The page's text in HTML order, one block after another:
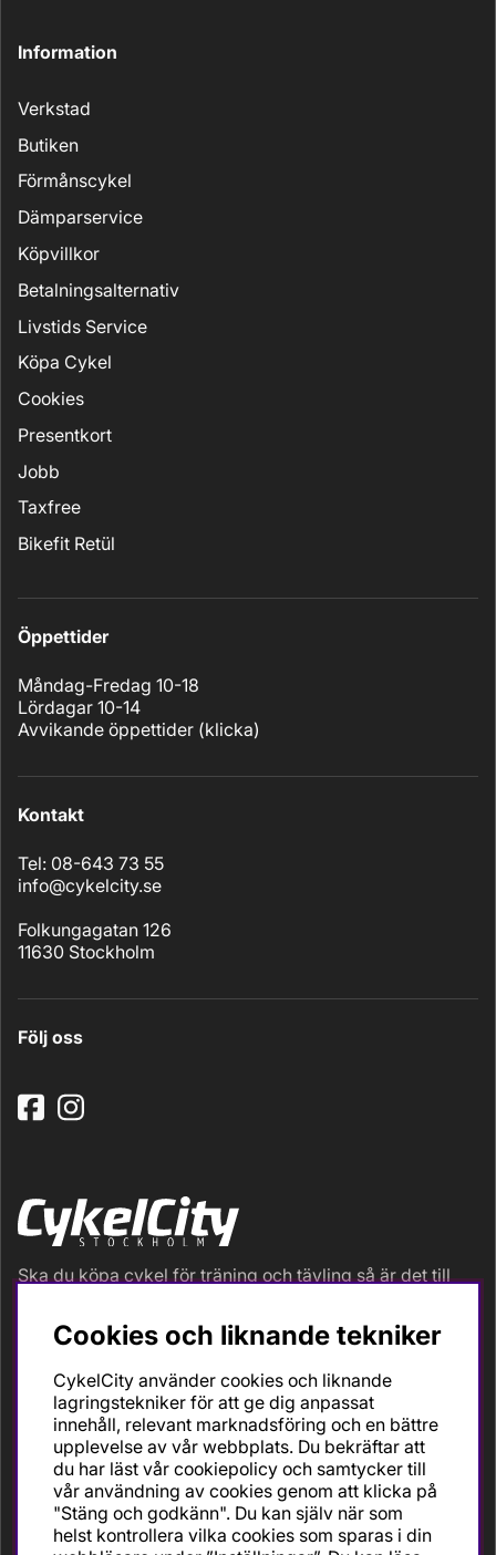
Information
Verkstad
Butiken
Förmånscykel
Dämparservice
Köpvillkor
Betalningsalternativ
Livstids Service
Köpa Cykel
Cookies
Presentkort
Jobb
Taxfree
Bikefit Retül
Öppettider
Måndag-Fredag 10-18
Lördagar 10-14
Avvikande öppettider (klicka)
Kontakt
Tel: 08-643 73 55
info@cykelcity.se
Folkungagatan 126
11630 Stockholm
Följ oss
Ska du köpa cykel för träning och tävling så är det till
Vi är en mycket personlig cykelaffär med hög
servicegrad och alla vi som jobbar är inbitna cyklister
och dess produkter. Gör din bästa cykelaffär på
CykelCity!
Cookies och liknande tekniker
CykelCity använder cookies och liknande
lagringstekniker för att ge dig anpassat
innehåll, relevant marknadsföring och en bättre
upplevelse av vår webbplats. Du bekräftar att
du har läst vår cookiepolicy och samtycker till
vår användning av cookies genom att klicka på
"Stäng och godkänn". Du kan själv när som
helst kontrollera vilka cookies som sparas i din